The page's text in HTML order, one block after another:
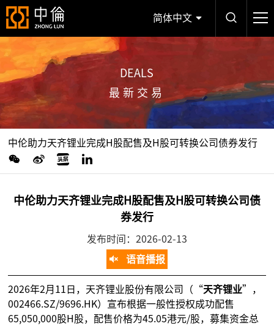
简体中文
DEALS
最新交易
中伦助力天齐锂业完成H股配售及H股可转换公司债券发行
中伦助力天齐锂业完成H股配售及H股可转换公司债
券发行
发布时间：2026-02-13
语音播报
2026年2月11日，天齐锂业股份有限公司（“天齐锂业”，
002466.SZ/9696.HK）宣布根据一般性授权成功配售
65,050,000股H股，配售价格为45.05港元/股，募集资金总